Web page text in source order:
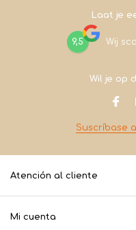
Laat je
9,5 Wij
Wil je op
Suscríbase
Atención al cliente
Mi cuenta